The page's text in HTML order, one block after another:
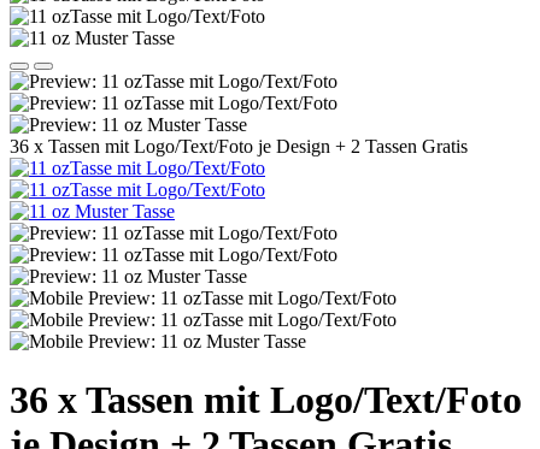
36 x Tassen mit Logo/Text/Foto je Design + 2 Tassen Gratis
36 x Tassen mit Logo/Text/Foto